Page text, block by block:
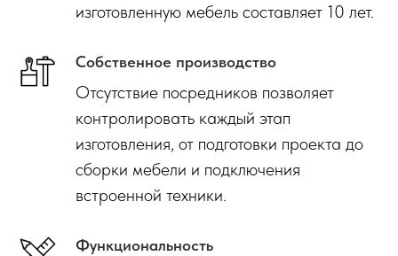
изготовленную мебель составляет 10 лет.
Собственное производство
Отсутствие посредников позволяет
контролировать каждый этап
изготовления, от подготовки проекта до
сборки мебели и подключения
встроенной техники.
Функциональность